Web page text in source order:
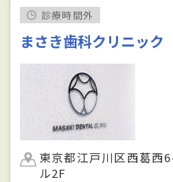
診療時間外
まさき歯科クリニック
東京都江戸川区西葛西
ル2F